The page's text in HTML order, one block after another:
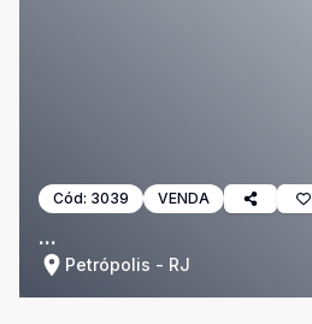
Cód: 3039 VENDA
...
Petrópolis - RJ